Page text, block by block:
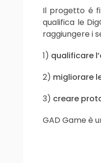
Il progetto é
qualifica le
raggiungere i
1) qualificare
2) migliorare
3) creare
GAD Game è